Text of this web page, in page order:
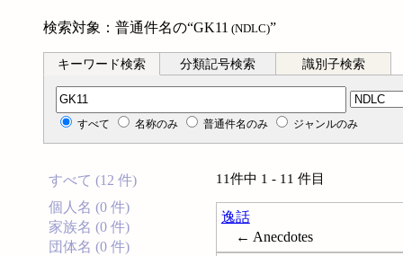
検索対象：普通件名の“GK11 (NDLC)”
キーワード検索 分類記号検索 識別子検索
分類記号検索
すべて 名称のみ 普通件名のみ ジャンルのみ
すべて (12 件)
個人名 (0 件)
家族名 (0 件)
団体名 (0 件)
11件中 1 - 11 件目
逸話
← Anecdotes